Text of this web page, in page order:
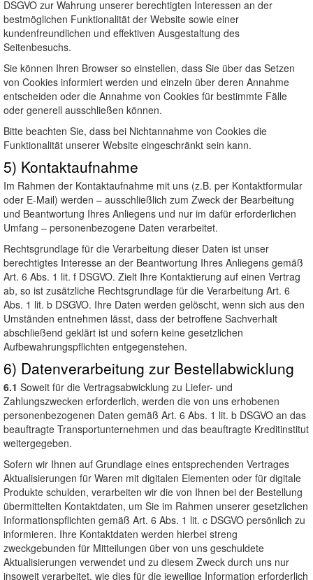
DSGVO zur Wahrung unserer berechtigten Interessen an der
bestmöglichen Funktionalität der Website sowie einer
kundenfreundlichen und effektiven Ausgestaltung des
Seitenbesuchs.
Sie können Ihren Browser so einstellen, dass Sie über das Setzen
von Cookies informiert werden und einzeln über deren Annahme
entscheiden oder die Annahme von Cookies für bestimmte Fälle
oder generell ausschließen können.
Bitte beachten Sie, dass bei Nichtannahme von Cookies die
Funktionalität unserer Website eingeschränkt sein kann.
5) Kontaktaufnahme
Im Rahmen der Kontaktaufnahme mit uns (z.B. per Kontaktformular
oder E-Mail) werden – ausschließlich zum Zweck der Bearbeitung
und Beantwortung Ihres Anliegens und nur im dafür erforderlichen
Umfang – personenbezogene Daten verarbeitet.
Rechtsgrundlage für die Verarbeitung dieser Daten ist unser
berechtigtes Interesse an der Beantwortung Ihres Anliegens gemäß
Art. 6 Abs. 1 lit. f DSGVO. Zielt Ihre Kontaktierung auf einen Vertrag
ab, so ist zusätzliche Rechtsgrundlage für die Verarbeitung Art. 6
Abs. 1 lit. b DSGVO. Ihre Daten werden gelöscht, wenn sich aus den
Umständen entnehmen lässt, dass der betroffene Sachverhalt
abschließend geklärt ist und sofern keine gesetzlichen
Aufbewahrungspflichten entgegenstehen.
6) Datenverarbeitung zur Bestellabwicklung
6.1 Soweit für die Vertragsabwicklung zu Liefer- und
Zahlungszwecken erforderlich, werden die von uns erhobenen
personenbezogenen Daten gemäß Art. 6 Abs. 1 lit. b DSGVO an das
beauftragte Transportunternehmen und das beauftragte Kreditinstitut
weitergegeben.
Sofern wir Ihnen auf Grundlage eines entsprechenden Vertrages
Aktualisierungen für Waren mit digitalen Elementen oder für digitale
Produkte schulden, verarbeiten wir die von Ihnen bei der Bestellung
übermittelten Kontaktdaten, um Sie im Rahmen unserer gesetzlichen
Informationspflichten gemäß Art. 6 Abs. 1 lit. c DSGVO persönlich zu
informieren. Ihre Kontaktdaten werden hierbei streng
zweckgebunden für Mitteilungen über von uns geschuldete
Aktualisierungen verwendet und zu diesem Zweck durch uns nur
insoweit verarbeitet, wie dies für die jeweilige Information erforderlich